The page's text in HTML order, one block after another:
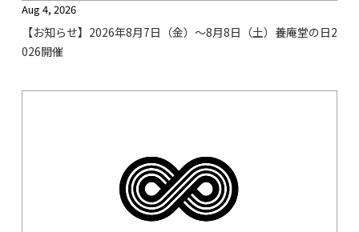
Aug 4, 2026
【お知らせ】2026年8月7日（金）〜8月8日（土）養庵堂の日2
026開催